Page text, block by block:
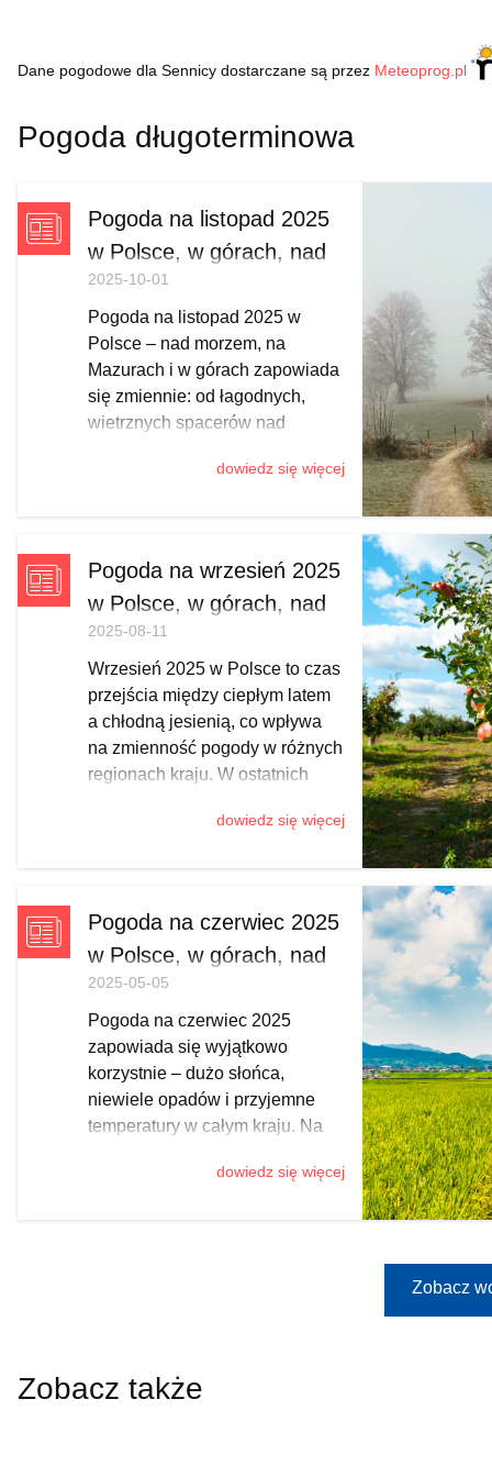
Dane pogodowe dla Sennicy dostarczane są przez Meteoprog.pl
Pogoda długoterminowa
Pogoda na listopad 2025
w Polsce, w górach, nad
morzem
2025-10-01
Pogoda na listopad 2025 w
Polsce – nad morzem, na
Mazurach i w górach zapowiada
się zmiennie: od łagodnych,
wietrznych spacerów nad
słoneczne Mazury i pierwsze
Karkonoszach i Beskidach.
Sprawdź, kiedy trafić na
przejaśnienia, gdzie spodziewać
się śliskich szlaków i jak
zaplanować jesienny wypad z
odpowiednim ekwipunkiem.
dowiedz się więcej
Pogoda na wrzesień 2025
w Polsce, w górach, nad
morzem
2025-08-11
Wrzesień 2025 w Polsce to czas
przejścia między ciepłym latem
a chłodną jesienią, co wpływa
na zmienność pogody w różnych
regionach kraju. W ostatnich
ciepły. A jak będzie w tym roku?
dowiedz się więcej
Pogoda na czerwiec 2025
w Polsce, w górach, nad
morzem
2025-05-05
Pogoda na czerwiec 2025
zapowiada się wyjątkowo
korzystnie – dużo słońca,
niewiele opadów i przyjemne
temperatury w całym kraju. Na
synoptyków, przygotowaliśmy
dowiedz się więcej
Zobacz
Zobacz także